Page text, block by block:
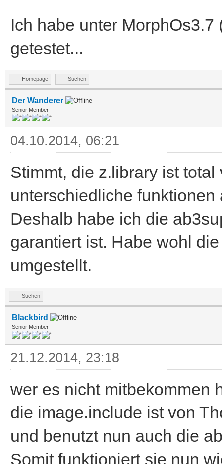
Ich habe unter
getestet...
Homepage Suchen
Der Wanderer
Senior Member
04.10.2014, 06:21
Stimmt, die z.library ist
unterschiedliche
Deshalb habe ich die
garantiert ist. Habe wohl
umgestellt.
Suchen
Blackbird
Senior Member
21.12.2014, 23:18
wer es nicht mitbekommen
die image.include ist von
und benutzt nun auch die
Somit funktioniert sie nun